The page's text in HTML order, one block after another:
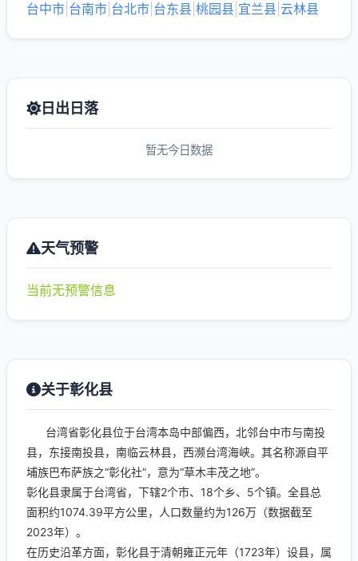
台中市 台南市 台北市 台东县 桃园县 宜兰县 云林县
日出日落
暂无今日数据
天气预警
当前无预警信息
关于彰化县
台湾省彰化县位于台湾本岛中部偏西，北邻台中市与南投
县，东接南投县，南临云林县，西濒台湾海峡。其名称源自平
埔族巴布萨族之“彰化社”，意为“草木丰茂之地”。
彰化县隶属于台湾省，下辖2个市、18个乡、5个镇。全县总
面积约1074.39平方公里，人口数量约为126万（数据截至
2023年）。
在历史沿革方面，彰化县于清朝雍正元年（1723年）设县，属